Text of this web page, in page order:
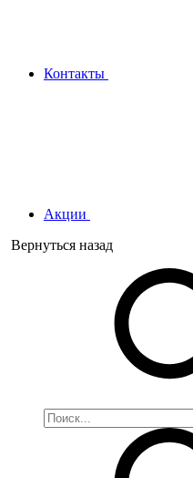
Контакты
Акции
Вернуться назад